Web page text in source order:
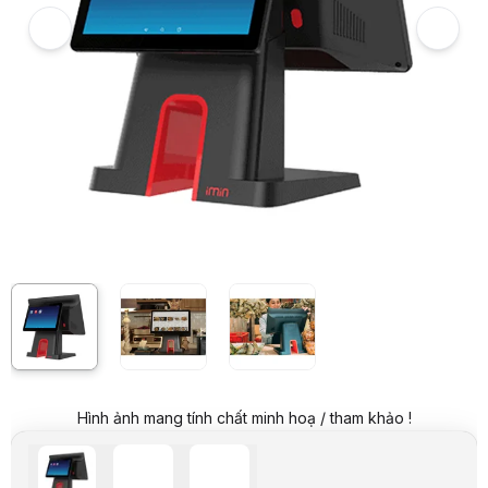
Giá đã bao gồm VAT
Mã sản phẩm:
MOIM0004
Bảo hành:12 Tháng
IMIN
Order trước – giao sau
Thêm vào giỏ hàng
Mua ngay
Thông số nổi bật
Hệ điều hành:Android 7.1 (Hỗ trợ cập nhật Android 11)
Bộ vi xử lý:Quad-Core ARM Cortex-A117 1.6GHz
RAM:2GB/ ROM:16GB
Model
CHI TIẾT
CPU
4-Core, Quad*Cortex-A17, 1.6GHz
RAM
2GB
Ổ cứng
Màn hình phụ
10.1" 800x1280
SIM Card
Hình ảnh mang tính chất minh hoạ / tham khảo !